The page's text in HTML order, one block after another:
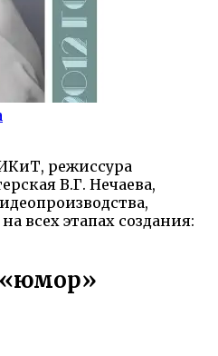
режиссура
В.Г. Нечаева,
всех этапах создания: